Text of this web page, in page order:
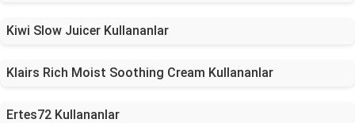
Kiwi Slow Juicer Kullananlar
Klairs Rich Moist Soothing Cream Kullananlar
Ertes72 Kullananlar